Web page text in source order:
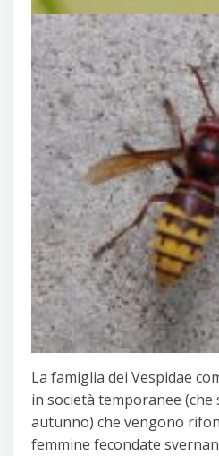
La famiglia dei Vespidae
in società temporanee
autunno) che vengono
femmine fecondate